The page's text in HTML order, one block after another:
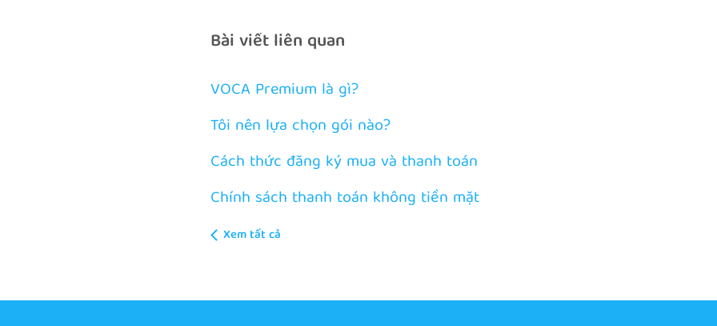
Bài viết liên quan
VOCA Premium là gì?
Tôi nên lựa chọn gói nào?
Cách thức đăng ký mua và thanh toán
Chính sách thanh toán không tiền mặt
Xem tất cả